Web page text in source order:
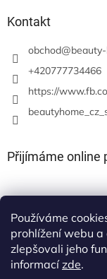
Používáme
prohlížení webu
zlepšovali jeho
informacízde.
Kontakt
obchod@
+420777734466
https://
Přijímáme online